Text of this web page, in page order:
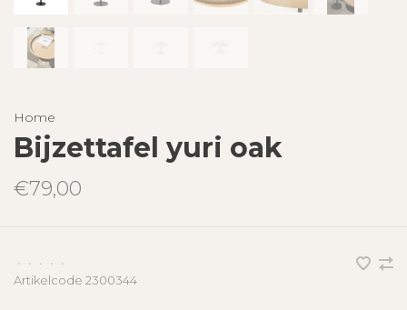
Home
Bijzettafel yuri oak
€79,00
• • • •
•
Artikelcode 2300344